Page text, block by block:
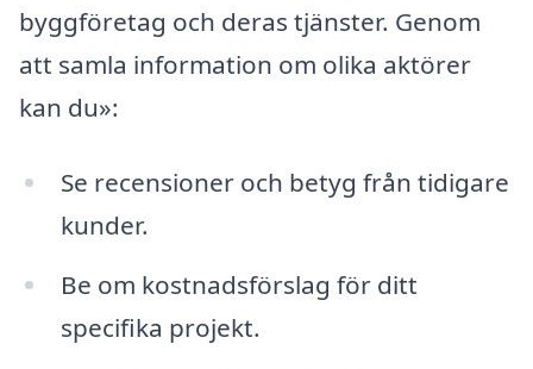
byggföretag och deras tjänster. Genom
att samla information om olika aktörer
kan du»:
Se recensioner och betyg från tidigare
kunder.
Be om kostnadsförslag för ditt
specifika projekt.